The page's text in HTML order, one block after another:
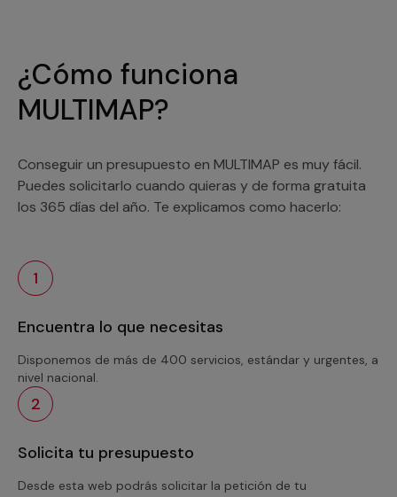
¿Cómo funciona
MULTIMAP?
Conseguir un presupuesto en MULTIMAP es muy fácil.
Puedes solicitarlo cuando quieras y de forma gratuita
los 365 días del año. Te explicamos como hacerlo:
1
Encuentra lo que necesitas
Disponemos de más de 400 servicios, estándar y urgentes, a
nivel nacional.
2
Solicita tu presupuesto
Desde esta web podrás solicitar la petición de tu